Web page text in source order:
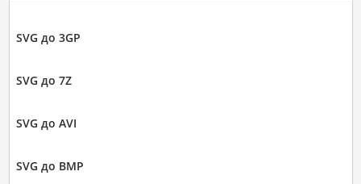
SVG до 3GP
SVG до 7Z
SVG до AVI
SVG до BMP